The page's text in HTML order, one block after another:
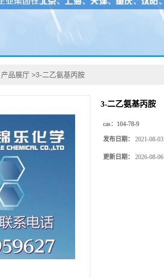
产品展厅 >3-二乙氨基丙胺
3-二乙氨基丙胺
cas： 104-78-9
发布日期： 2021-08-03
更新日期： 2026-08-06